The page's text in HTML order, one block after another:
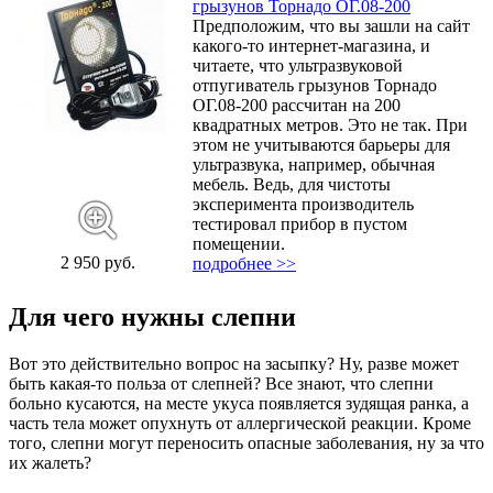
2 950 руб.
грызунов Торнадо ОГ.08-200
Предположим, что вы зашли на сайт
какого-то интернет-магазина, и
читаете, что ультразвуковой
отпугиватель грызунов Торнадо
ОГ.08-200 рассчитан на 200
квадратных метров. Это не так. При
этом не учитываются барьеры для
ультразвука, например, обычная
мебель. Ведь, для чистоты
эксперимента производитель
тестировал прибор в пустом
помещении.
подробнее >>
Для чего нужны слепни
Вот это действительно вопрос на засыпку? Ну, разве может
быть какая-то польза от слепней? Все знают, что слепни
больно кусаются, на месте укуса появляется зудящая ранка, а
часть тела может опухнуть от аллергической реакции. Кроме
того, слепни могут переносить опасные заболевания, ну за что
их жалеть?